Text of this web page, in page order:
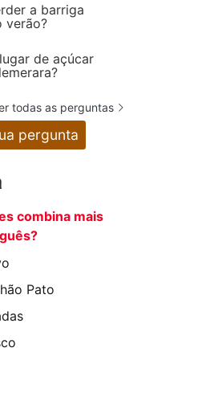
a barriga
verão?
de açúcar
todas as perguntas
pergunta
combina mais
Pato